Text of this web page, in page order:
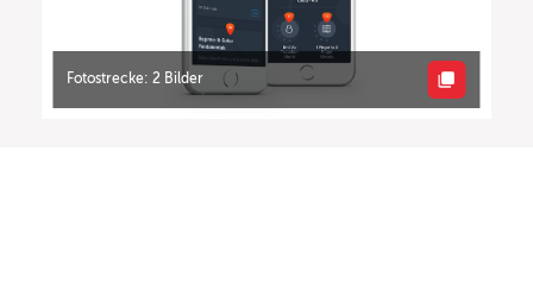
Fotostrecke: 2 Bilder